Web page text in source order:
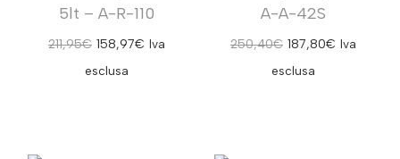
5lt – A-R-110
211,95€ 158,97€ Iva
esclusa
A-A-42S
250,40€ 187,80€ Iva
esclusa